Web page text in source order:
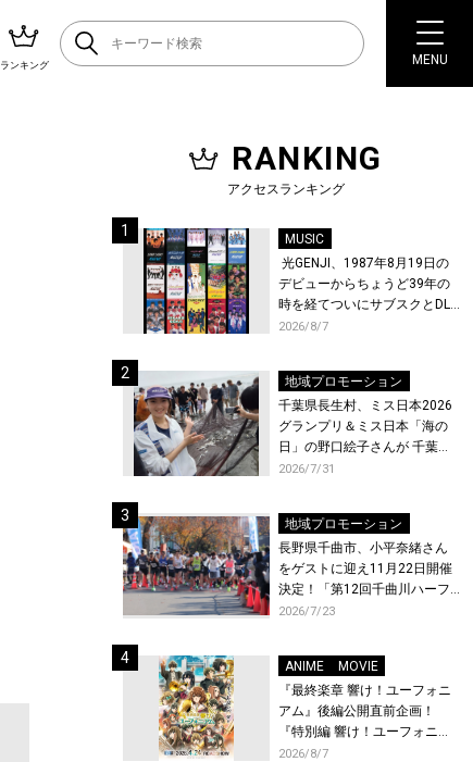
ランキング MENU
RANKING
アクセスランキング
MUSIC
光GENJI、1987年8月19日の
デビューからちょうど39年の
時を経てついにサブスクとDL
配信が解禁！
2026/8/7
地域プロモーション
千葉県長生村、ミス日本2026
グランプリ＆ミス日本「海の
日」の野口絵子さんが 千葉県
唯一の村・長生村で地引網を
2026/7/31
地域プロモーション
長野県千曲市、小平奈緒さん
をゲストに迎え11月22日開催
決定！「第12回千曲川ハーフ
マラソン」エントリー受付開
2026/7/23
ANIME
MOVIE
『最終楽章 響け！ユーフォニ
アム』後編公開直前企画！
『特別編 響け！ユーフォニア
ム〜アンサンブルコンテス
2026/8/7